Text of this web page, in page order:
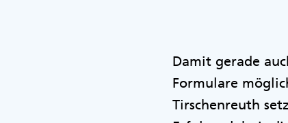
Damit gerade
Formulare
Tirschenreuth